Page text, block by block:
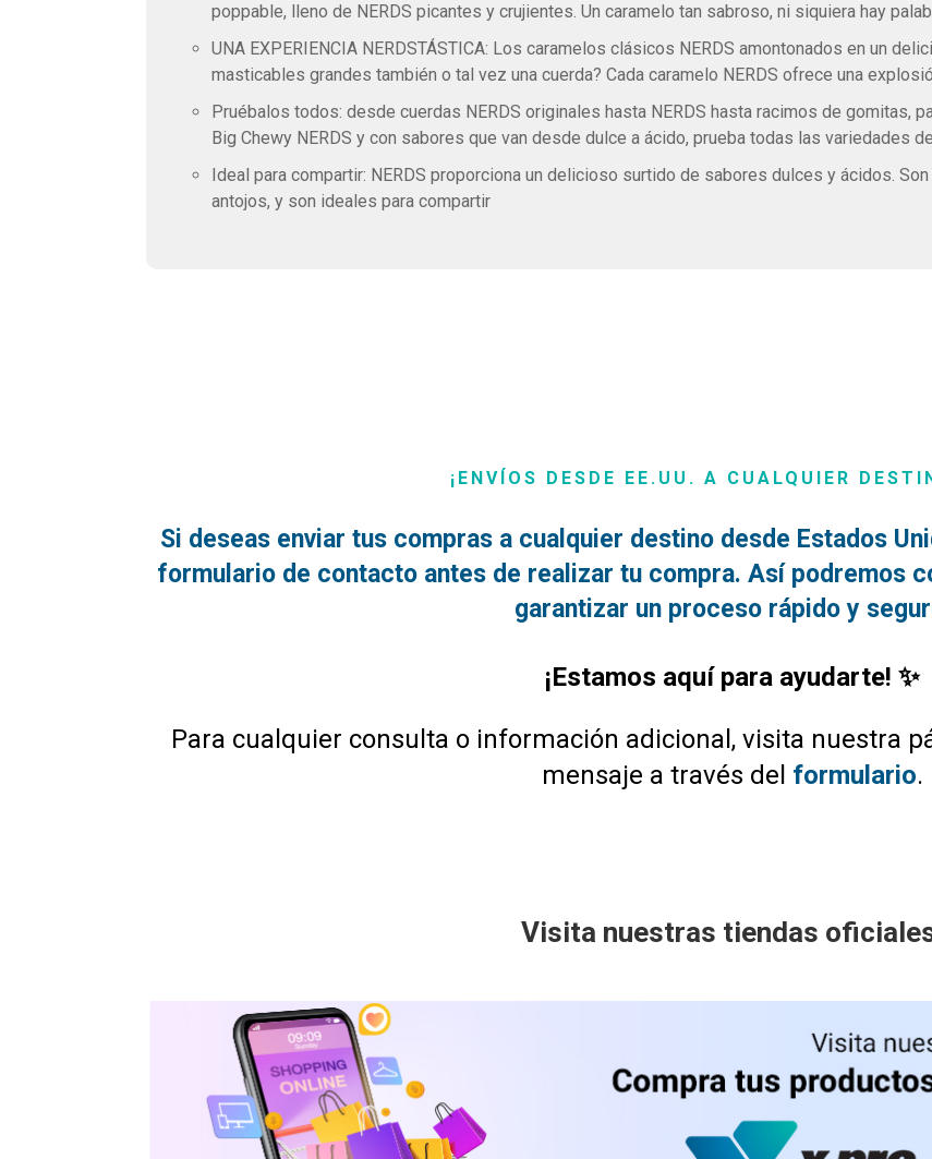
poppable, lleno de NERDS picantes y crujientes. Un caramelo tan sabroso, ni siquiera hay
UNA EXPERIENCIA NERDSTÁSTICA: Los caramelos clásicos NERDS amontonados en un
masticables grandes también o tal vez una cuerda? Cada caramelo NERDS ofrece una
Pruébalos todos: desde cuerdas NERDS originales hasta NERDS hasta racimos de gomitas,
Big Chewy NERDS y con sabores que van desde dulce a ácido, prueba todas las variedades
Ideal para compartir: NERDS proporciona un delicioso surtido de sabores dulces y ácidos.
antojos, y son ideales para compartir
¡ENVÍOS DESDE EE.UU. A CUALQUIER
Si deseas enviar tus compras a cualquier destino desde Estados
formulario de contacto antes de realizar tu compra. Así podremos
garantizar un proceso rápido y
¡Estamos aquí para ayudarte! ✨
Para cualquier consulta o información adicional, visita nuestra
mensaje a través del formulario.
Visita nuestras tiendas